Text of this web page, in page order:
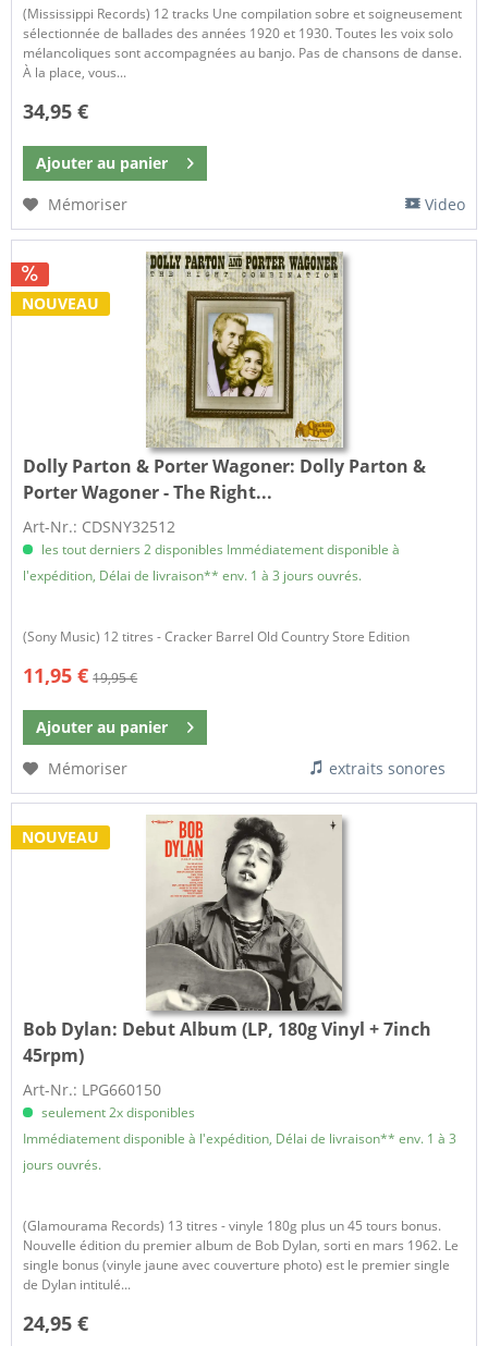
(Mississippi Records) 12 tracks Une compilation sobre et soigneusement
sélectionnée de ballades des années 1920 et 1930. Toutes les voix solo
mélancoliques sont accompagnées au banjo. Pas de chansons de danse.
À la place, vous...
34,95 €
Ajouter au panier
Mémoriser
Video
NOUVEAU
Dolly Parton & Porter Wagoner: Dolly Parton &
Porter Wagoner - The Right...
Art-Nr.: CDSNY32512
les tout derniers 2 disponibles Immédiatement disponible à
l'expédition, Délai de livraison** env. 1 à 3 jours ouvrés.
(Sony Music) 12 titres - Cracker Barrel Old Country Store Edition
11,95 € 19,95 €
Ajouter au panier
Mémoriser
extraits sonores
NOUVEAU
Bob Dylan: Debut Album (LP, 180g Vinyl + 7inch
45rpm)
Art-Nr.: LPG660150
seulement 2x disponibles
Immédiatement disponible à l'expédition, Délai de livraison** env. 1 à 3
jours ouvrés.
(Glamourama Records) 13 titres - vinyle 180g plus un 45 tours bonus.
Nouvelle édition du premier album de Bob Dylan, sorti en mars 1962. Le
single bonus (vinyle jaune avec couverture photo) est le premier single
de Dylan intitulé...
24,95 €